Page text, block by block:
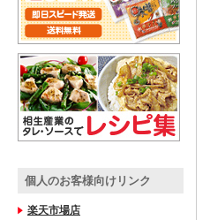
個人のお客様向けリンク
楽天市場店